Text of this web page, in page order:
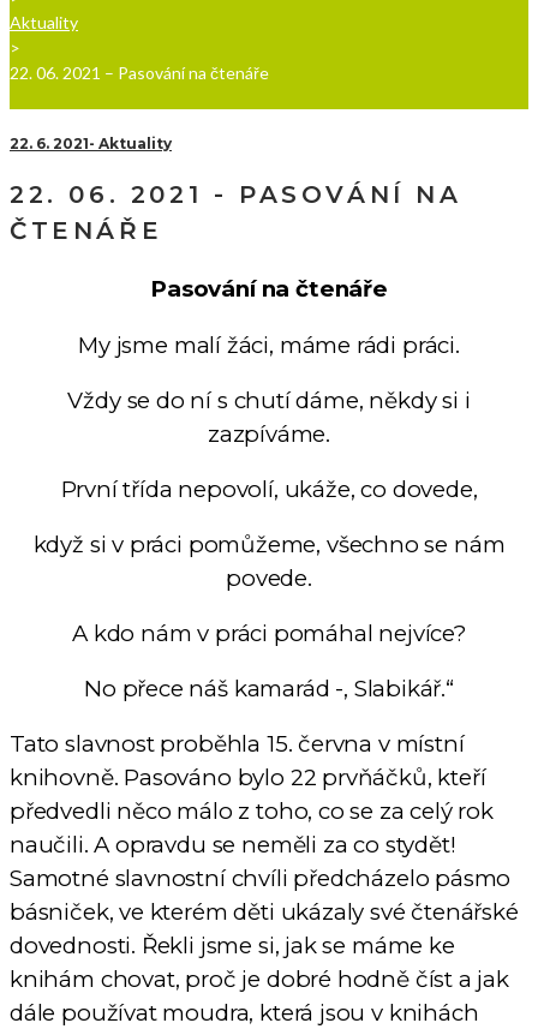
Aktuality
>
22. 06. 2021 – Pasování na čtenáře
22. 6. 2021 Aktuality
22. 06. 2021 - PASOVÁNÍ NA
ČTENÁŘE
Pasování na čtenáře
My jsme malí žáci, máme rádi práci.
Vždy se do ní s chutí dáme, někdy si i
zazpíváme.
První třída nepovolí, ukáže, co dovede,
když si v práci pomůžeme, všechno se nám
povede.
A kdo nám v práci pomáhal nejvíce?
No přece náš kamarád -, Slabikář.“
Tato slavnost proběhla 15. června v místní
knihovně. Pasováno bylo 22 prvňáčků, kteří
předvedli něco málo z toho, co se za celý rok
naučili. A opravdu se neměli za co stydět!
Samotné slavnostní chvíli předcházelo pásmo
básniček, ve kterém děti ukázaly své čtenářské
dovednosti. Řekli jsme si, jak se máme ke
knihám chovat, proč je dobré hodně číst a jak
dále používat moudra, která jsou v knihách